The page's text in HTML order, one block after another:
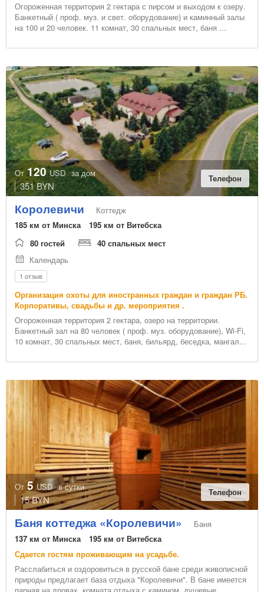
Огороженная территория 2 гектара с пирсом и выходом к озеру.
Банкетный ( проф. муз. и свет. оборудование) и каминный залы
на 100 и 20 человек. 11 комнат, 30 спальных мест, баня ...
От 120USD за дом
351 BYN
Телефон
Королевичи
Коттедж
185 км от Минска
195 км от Витебска
80 гостей
40 спальных мест
Календарь
1 отзыв
Организация охоты для иностранных граждан и граждан РБ.
Корпоративы, свадьбы и др. мероприятия .
Огороженная территория 2 гектара, озеро на территории.
Банкетный зал на 80 человек ( проф. муз. оборудование), Wi-Fi,
10 комнат, 30 спальных мест, баня, бильярд, беседка, мангал...
От 5 USD в сутки
15 BYN
Телефон
Баня коттеджа «Королевичи»
Баня
137 км от Минска
195 км от Витебска
Сдается гостям проживающим на усадьбе.
Расслабиться и оздоровиться в русской бане среди живописной
природы предлагает база отдыха "Королевичи". В бане имеется